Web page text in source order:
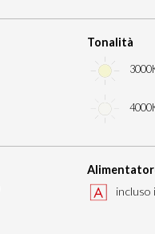
Tonalità
incluso